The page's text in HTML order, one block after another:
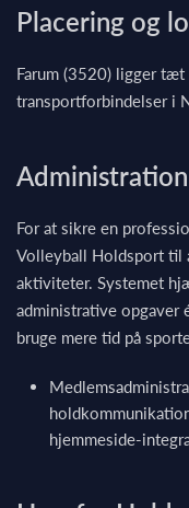
Placering og
Farum (3520) ligger
transportforbindelser i
For at sikre en
Volleyball Holdsport til
aktiviteter. Systemet
administrative opgaver
bruge mere tid på
hjemmeside-